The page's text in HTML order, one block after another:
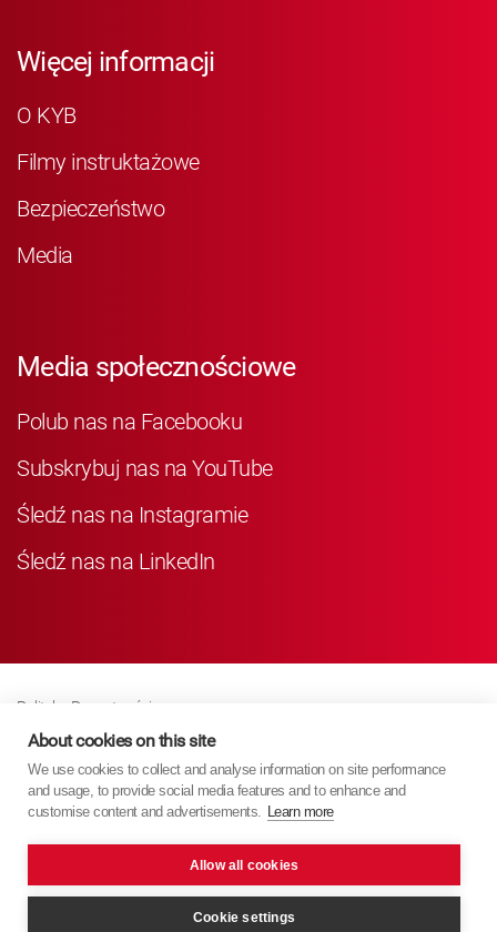
Więcej informacji
O KYB
Filmy instruktażowe
Bezpieczeństwo
Media
Media społecznościowe
Polub nas na Facebooku
Subskrybuj nas na YouTube
Śledź nas na Instagramie
Śledź nas na LinkedIn
Polityka Prywatności
Business Partner Privacy
Polityka Dotycząca Plików Cookie
Modern Slavery Act Policy
PixelTree Media
About cookies on this site
We use cookies to collect and analyse information on site performance
and usage, to provide social media features and to enhance and
customise content and advertisements. Learn more
Allow all cookies
Cookie settings